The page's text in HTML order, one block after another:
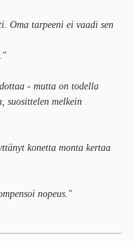
Oma tarpeeni ei vaadi sen
- mutta on todella
suosittelen melkein
konetta monta kertaa
nopeus."